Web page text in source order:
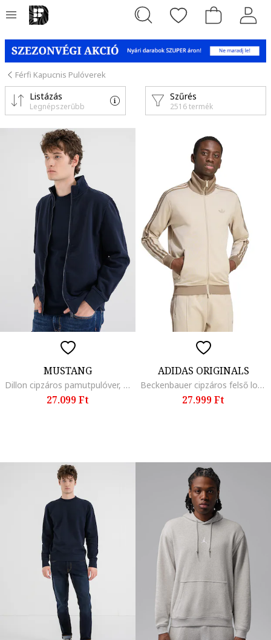
Férfi Kapucnis Pulóverek
Szűrés
2516 termék
Listázás
Legnépszerűbb
MUSTANG
Dillon cipzáros pamutpulóver, Tengerészkék
27.099 Ft
ADIDAS ORIGINALS
Beckenbauer cipzáros felső logóval, Bézs/Barnásszürke
27.999 Ft